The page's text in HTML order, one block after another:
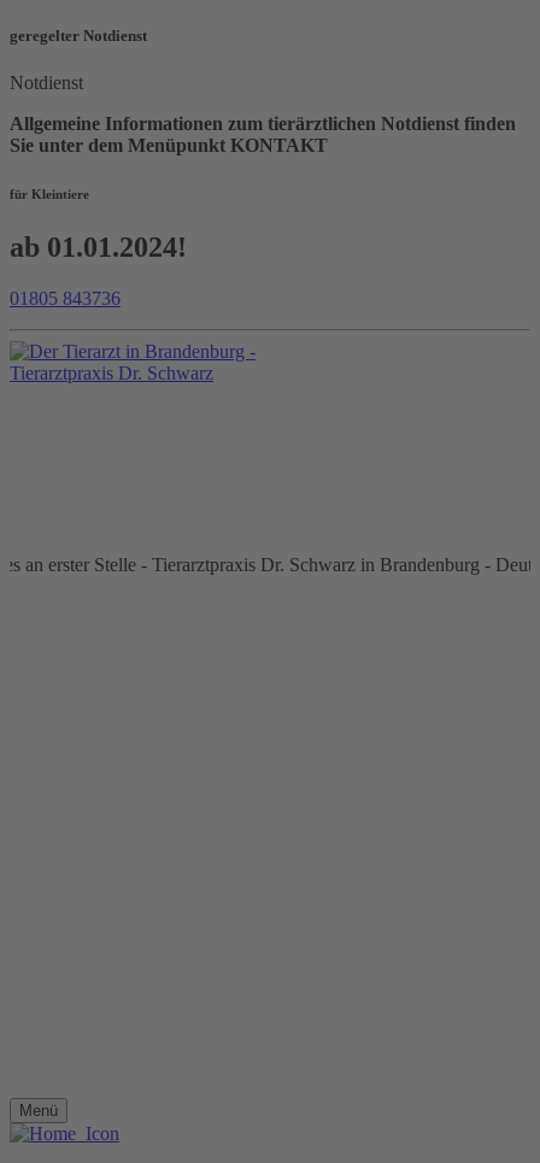
geregelter Notdienst
Notdienst
Allgemeine Informationen zum tierärztlichen Notdienst finden
Sie unter dem Menüpunkt KONTAKT
für Kleintiere
ab 01.01.2024!
01805 843736
Menü